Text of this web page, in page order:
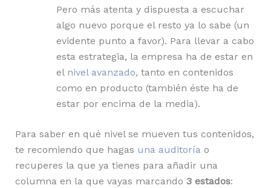
Pero más atenta y dispuesta a escuchar
algo nuevo porque el resto ya lo sabe (un
evidente punto a favor). Para llevar a cabo
esta estrategia, la empresa ha de estar en
el nivel avanzado, tanto en contenidos
como en producto (también éste ha de
estar por encima de la media).
Para saber en qué nivel se mueven tus contenidos,
te recomiendo que hagas una auditoríao
recuperes la que ya tienes para añadir una
columna en la que vayas marcando 3 estados: